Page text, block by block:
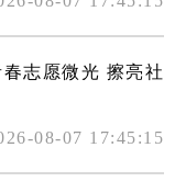
志愿微光 擦亮社
08-07 17:45:15